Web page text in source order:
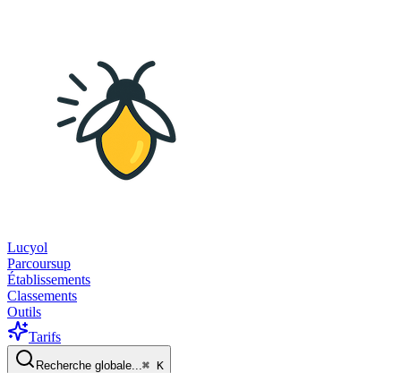
Lucyol
Parcoursup
Établissements
Classements
Outils
Tarifs
Recherche globale...⌘ K